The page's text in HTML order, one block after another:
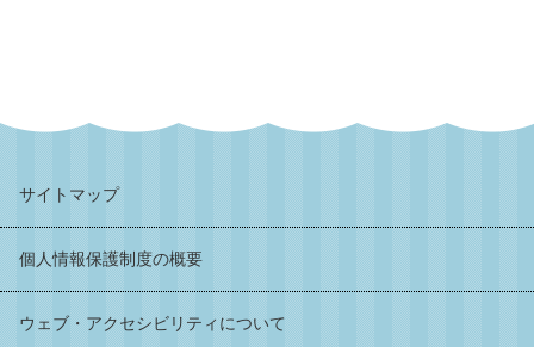
サイトマップ
個人情報保護制度の概要
ウェブ・アクセシビリティについて